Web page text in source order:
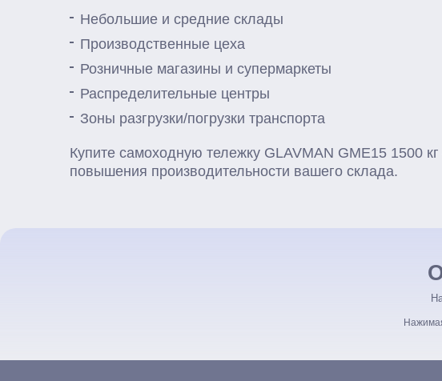
Небольшие и средние склады
Производственные цеха
Розничные магазины и супермаркеты
Распределительные центры
Зоны разгрузки/погрузки транспорта
Купите самоходную тележку GLAVMAN GME15 1500
повышения производительности вашего склада.